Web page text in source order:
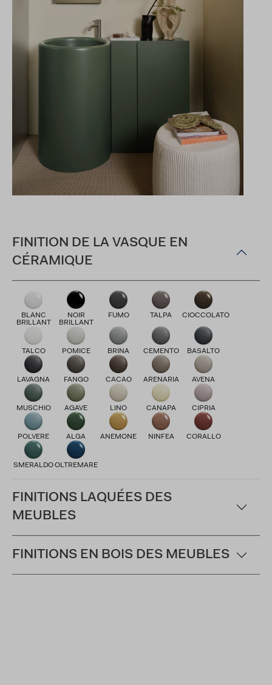
FINITION DE LA VASQUE EN
CÉRAMIQUE
BLANC
BRILLANT
NOIR
BRILLANT
FUMO TALPA CIOCCOLATO
TALCO POMICE BRINA CEMENTO BASALTO
LAVAGNA FANGO CACAO ARENARIA AVENA
MUSCHIO AGAVE LINO CANAPA CIPRIA
POLVERE ALGA ANEMONE NINFEA CORALLO
SMERALDOOLTREMARE
FINITIONS LAQUÉES DES
MEUBLES
FINITIONS EN BOIS DES MEUBLES